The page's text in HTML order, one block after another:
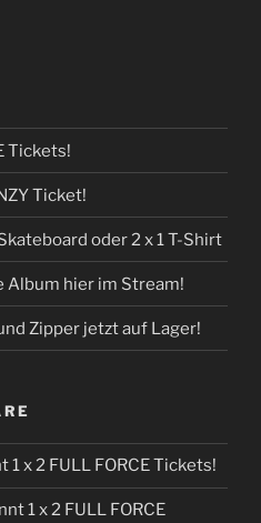
Tickets!
Ticket!
oder 2 x 1 T-Shirt
Album hier im Stream!
Zipper jetzt auf Lager!
1 x 2 FULL FORCE Tickets!
1 x 2 FULL FORCE